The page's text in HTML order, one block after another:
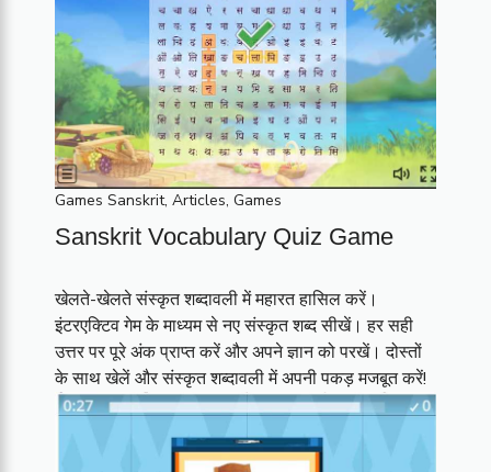
Games Sanskrit, Articles, Games
Sanskrit Vocabulary Quiz Game
खेलते-खेलते संस्कृत शब्दावली में महारत हासिल करें।
इंटरएक्टिव गेम के माध्यम से नए संस्कृत शब्द सीखें। हर सही
उत्तर पर पूरे अंक प्राप्त करें और अपने ज्ञान को परखें। दोस्तों
के साथ खेलें और संस्कृत शब्दावली में अपनी पकड़ मजबूत करें!